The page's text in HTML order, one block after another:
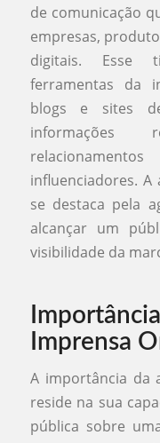
de comunicação
empresas,
digitais. Esse
ferramentas da
blogs e sites
informações
influenciadores.
se destaca pela
alcançar um
visibilidade da
Imprensa
A importância da
reside na sua
pública sobre